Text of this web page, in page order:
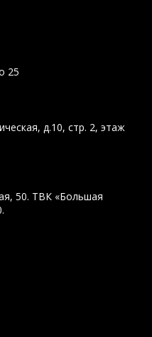
25
д.10, стр. 2, этаж
50. ТВК «Большая